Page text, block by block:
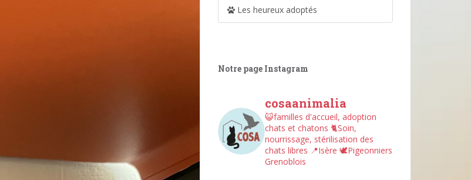
Les heureux adoptés
Notre page Instagram
cosaanimalia
😺familles d'accueil, adoption
chats et chatons 🐈Soin,
nourrissage, stérilisation des
chats libres 📍Isère 🕊︎Pigeonniers
Grenoblois